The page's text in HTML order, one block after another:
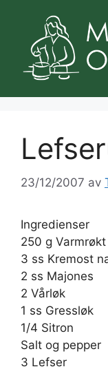
innhold
23/12/2007 av
Ingredienser
250 g
3 ss Kremost
2 ss Majones
2 Vårløk
1 ss Gressløk
1/4 Sitron
Salt og pepper
3 Lefser